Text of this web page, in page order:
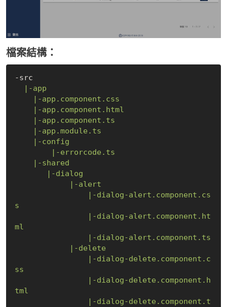
檔案結構：
-src
|-app
|-app.component.css
|-app.component.html
|-app.component.ts
|-app.module.ts
|-config
|-errorcode.ts
|-shared
|-dialog
|-alert
|-dialog-alert.component.cs
s
|-dialog-alert.component.ht
ml
|-dialog-alert.component.ts
|-delete
|-dialog-delete.component.c
ss
|-dialog-delete.component.h
tml
|-dialog-delete.component.t